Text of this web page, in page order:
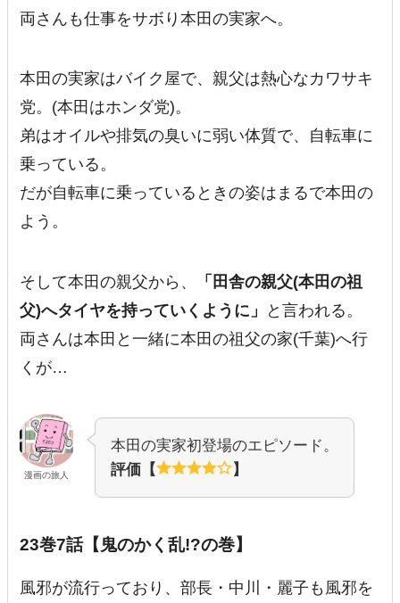
両さんも仕事をサボり本田の実家へ。
本田の実家はバイク屋で、親父は熱心なカワサキ
党。(本田はホンダ党)。
弟はオイルや排気の臭いに弱い体質で、自転車に
乗っている。
だが自転車に乗っているときの姿はまるで本田の
よう。
そして本田の親父から、
「田舎の親父(本田の祖
父)へタイヤを持っていくように」
と言われる。
両さんは本田と一緒に本田の祖父の家(千葉)へ行
くが…
漫画の旅人
本田の実家初登場のエピソード。
評価【
】
23巻7話【鬼のかく乱!?の巻】
風邪が流行っており、部長・中川・麗子も風邪を